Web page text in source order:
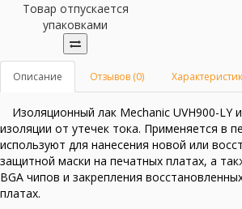
Товар отпускается
упаковками
Описание Отзывов (0)
Изоляционный лак Mechanic UVH900-LY
изоляции от утечек тока. Применяется в
используют для нанесения новой или
защитной маски на печатных платах, а
BGA чипов и закрепления
платах.